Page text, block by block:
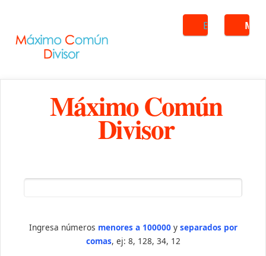
Buscar
Máximo Común
Divisor
Ingresa números menores a 100000y separados por
comas, ej: 8, 128, 34, 12